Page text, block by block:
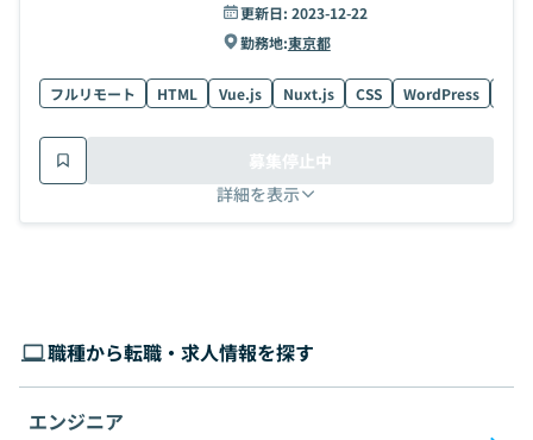
更新日: 2023-12-22
勤務地:東京都
フルリモート HTML Vue.js Nuxt.js CSS WordPress
詳細を表示
募集停止中
職種から転職・求人情報を探す
エンジニア